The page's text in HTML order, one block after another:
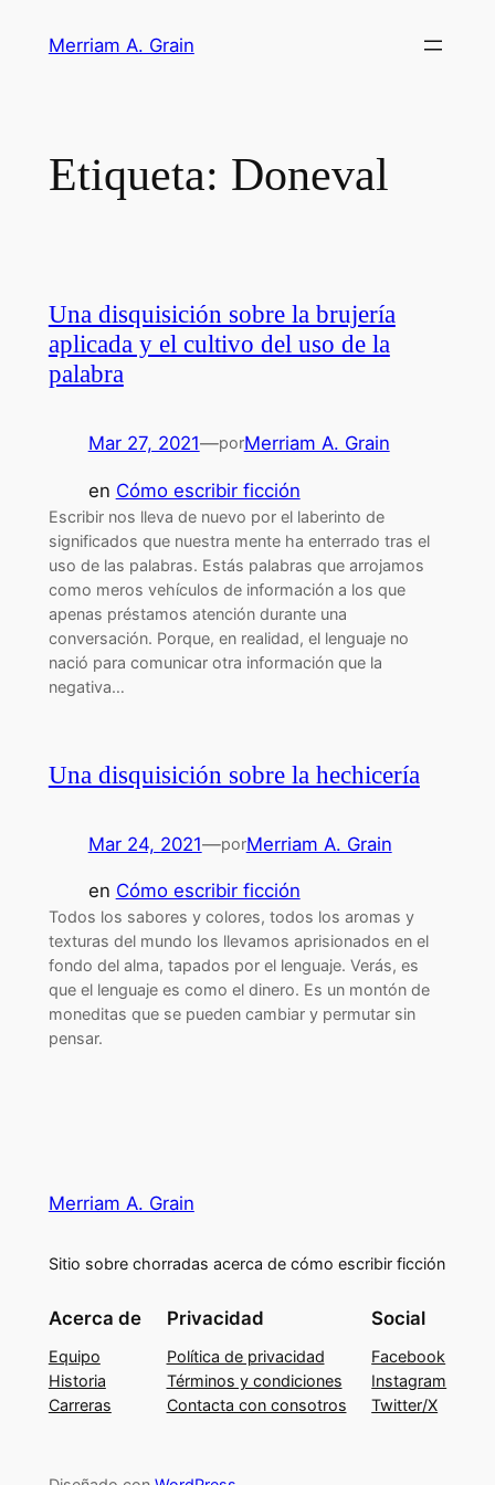
Merriam A. Grain
Etiqueta: Doneval
Una disquisición sobre la brujería
aplicada y el cultivo del uso de la
palabra
Mar 27, 2021—porMerriam A. Grain
en Cómo escribir ficción
Escribir nos lleva de nuevo por el laberinto de
significados que nuestra mente ha enterrado tras el
uso de las palabras. Estás palabras que arrojamos
como meros vehículos de información a los que
apenas préstamos atención durante una
conversación. Porque, en realidad, el lenguaje no
nació para comunicar otra información que la
negativa…
Una disquisición sobre la hechicería
Mar 24, 2021—porMerriam A. Grain
en Cómo escribir ficción
Todos los sabores y colores, todos los aromas y
texturas del mundo los llevamos aprisionados en el
fondo del alma, tapados por el lenguaje. Verás, es
que el lenguaje es como el dinero. Es un montón de
moneditas que se pueden cambiar y permutar sin
pensar.
Merriam A. Grain
Sitio sobre chorradas acerca de cómo escribir ficción
Acerca de
Equipo
Historia
Carreras
Privacidad
Política de privacidad
Términos y condiciones
Contacta con consotros
Social
Facebook
Instagram
Twitter/X